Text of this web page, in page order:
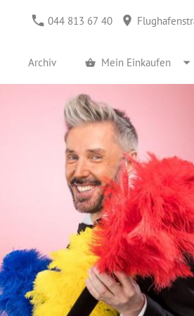
044 813 67 40
Archiv Mein Einkaufen